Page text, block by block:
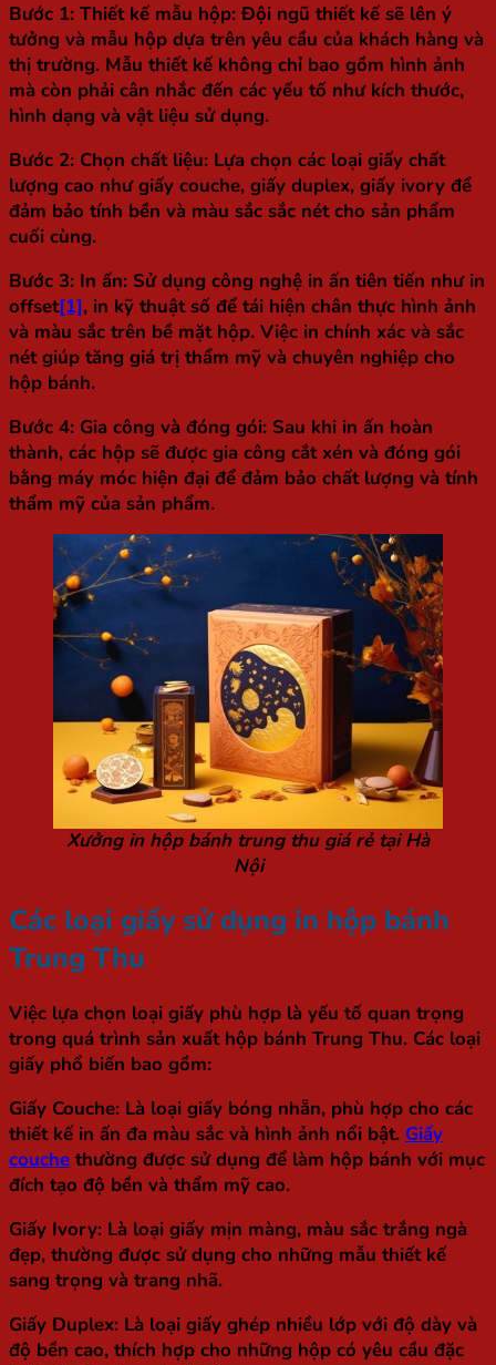
Bước 1: Thiết kế mẫu hộp: Đội ngũ thiết kế sẽ lên ý
tưởng và mẫu hộp dựa trên yêu cầu của khách hàng và
thị trường. Mẫu thiết kế không chỉ bao gồm hình ảnh
mà còn phải cân nhắc đến các yếu tố như kích thước,
hình dạng và vật liệu sử dụng.
Bước 2: Chọn chất liệu: Lựa chọn các loại giấy chất
lượng cao như giấy couche, giấy duplex, giấy ivory để
đảm bảo tính bền và màu sắc sắc nét cho sản phẩm
cuối cùng.
Bước 3: In ấn: Sử dụng công nghệ in ấn tiên tiến như in
offset[1], in kỹ thuật số để tái hiện chân thực hình ảnh
và màu sắc trên bề mặt hộp. Việc in chính xác và sắc
nét giúp tăng giá trị thẩm mỹ và chuyên nghiệp cho
hộp bánh.
Bước 4: Gia công và đóng gói: Sau khi in ấn hoàn
thành, các hộp sẽ được gia công cắt xén và đóng gói
bằng máy móc hiện đại để đảm bảo chất lượng và tính
thẩm mỹ của sản phẩm.
Xưởng in hộp bánh trung thu giá rẻ tại Hà
Nội
Các loại giấy sử dụng in hộp bánh
Trung Thu
Việc lựa chọn loại giấy phù hợp là yếu tố quan trọng
trong quá trình sản xuất hộp bánh Trung Thu. Các loại
giấy phổ biến bao gồm:
Giấy Couche: Là loại giấy bóng nhẵn, phù hợp cho các
thiết kế in ấn đa màu sắc và hình ảnh nổi bật. Giấy
couche thường được sử dụng để làm hộp bánh với mục
đích tạo độ bền và thẩm mỹ cao.
Giấy Ivory: Là loại giấy mịn màng, màu sắc trắng ngà
đẹp, thường được sử dụng cho những mẫu thiết kế
sang trọng và trang nhã.
Giấy Duplex: Là loại giấy ghép nhiều lớp với độ dày và
độ bền cao, thích hợp cho những hộp có yêu cầu đặc